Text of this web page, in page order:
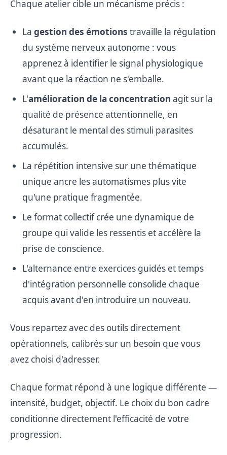
Chaque atelier cible un mécanisme précis :
La gestion des émotions travaille la régulation
du système nerveux autonome : vous
apprenez à identifier le signal physiologique
avant que la réaction ne s'emballe.
L'amélioration de la concentration agit sur la
qualité de présence attentionnelle, en
désaturant le mental des stimuli parasites
accumulés.
La répétition intensive sur une thématique
unique ancre les automatismes plus vite
qu'une pratique fragmentée.
Le format collectif crée une dynamique de
groupe qui valide les ressentis et accélère la
prise de conscience.
L'alternance entre exercices guidés et temps
d'intégration personnelle consolide chaque
acquis avant d'en introduire un nouveau.
Vous repartez avec des outils directement
opérationnels, calibrés sur un besoin que vous
avez choisi d'adresser.
Chaque format répond à une logique différente —
intensité, budget, objectif. Le choix du bon cadre
conditionne directement l'efficacité de votre
progression.